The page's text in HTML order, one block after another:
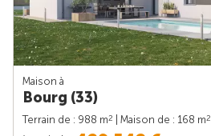
Maison à
Bourg (33)
Terrain de : 988 m2 | Maison de : 168 m2